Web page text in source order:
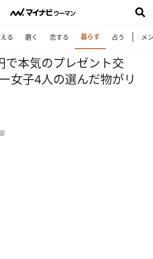
る 磨く 恋する 暮らす 占う メ
で本気のプレゼント交
女子4人の選んだ物がリ